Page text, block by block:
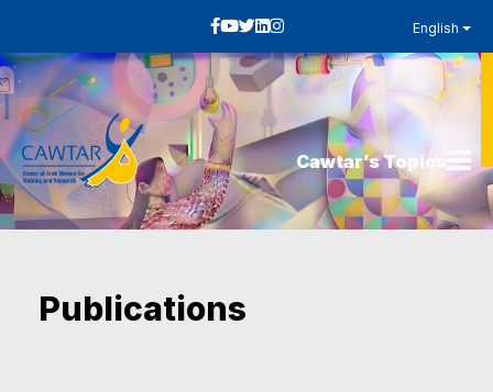
English
Cawtar’s Topics
Publications